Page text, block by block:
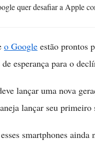
quer desafiar a Apple
o Google estão prontos
esperança para o
lançar uma nova
lançar seu
smartphones